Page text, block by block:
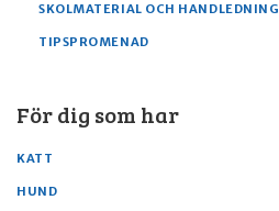
SKOLMATERIAL OCH HANDLEDNING
TIPSPROMENAD
För dig som har
KATT
HUND